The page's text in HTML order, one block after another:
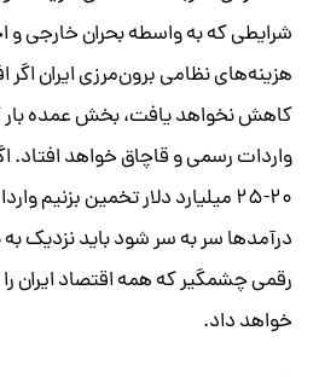
شرایطی که به واسطه بحران خارجی و
هزینه‌های نظامی برون‌مرزی ایران
کاهش نخواهد یافت، بخش عمده
واردات رسمی و قاچاق خواهد افتاد.
۲۰-۲۵ میلیارد دلار تخمین بزنیم
درآمدها سر به سر شود باید نزدیک
رقمی چشمگیر که همه اقتصاد ایران
خواهد داد.